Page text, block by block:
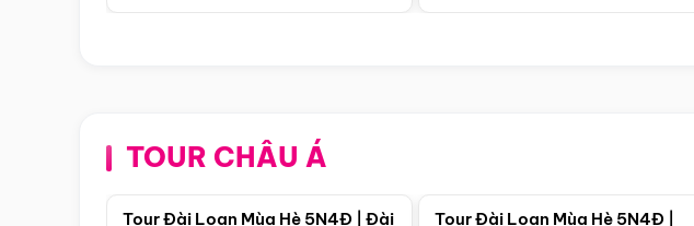
TOUR CHÂU ÁĐiểm nổi bật
Tour Đài Loan Mùa Hè 5N4Đ | Đài
Tour Đài Loan Mùa Hè 5N4Đ |